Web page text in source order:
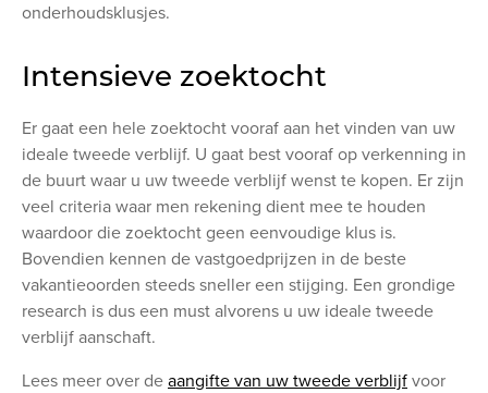
onderhoudsklusjes.
Intensieve zoektocht
Er gaat een hele zoektocht vooraf aan het vinden van uw
ideale tweede verblijf. U gaat best vooraf op verkenning in
de buurt waar u uw tweede verblijf wenst te kopen. Er zijn
veel criteria waar men rekening dient mee te houden
waardoor die zoektocht geen eenvoudige klus is.
Bovendien kennen de vastgoedprijzen in de beste
vakantieoorden steeds sneller een stijging. Een grondige
research is dus een must alvorens u uw ideale tweede
verblijf aanschaft.
Lees meer over de aangifte van uw tweede verblijf voor